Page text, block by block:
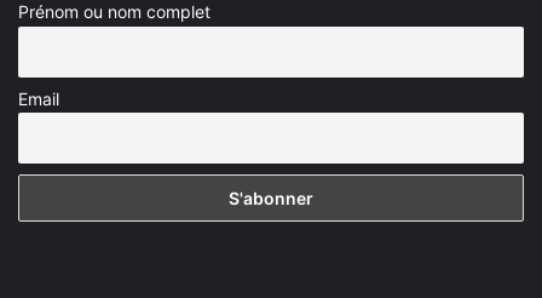
Prénom ou nom complet
Email